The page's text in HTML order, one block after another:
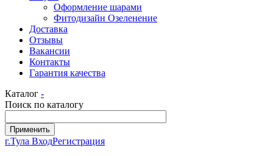
Оформление шарами
Фитодизайн Озеленение
Доставка
Отзывы
Вакансии
Контакты
Гарантия качества
Каталог -
Поиск по каталогу
г.Тула ВходРегистрация